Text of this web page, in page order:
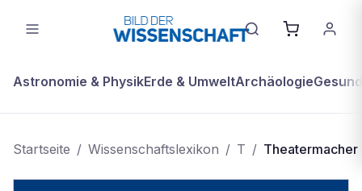
Astronomie & PhysikErde & UmweltArchäologie
Startseite / Wissenschaftslexikon / T / Theatermacher